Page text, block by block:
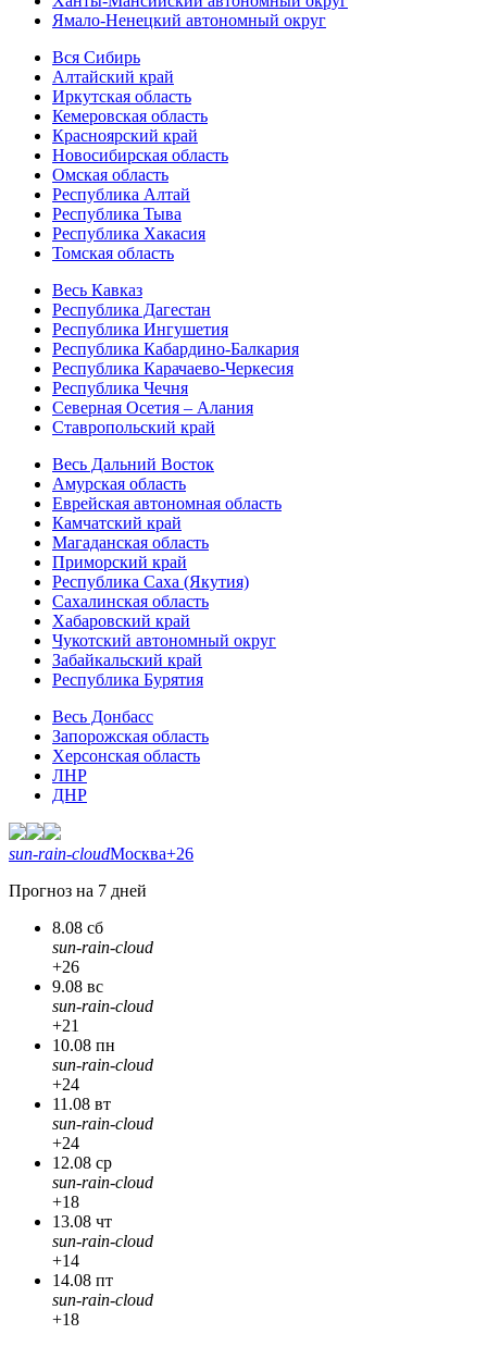
Ямало-Ненецкий автономный округ
Вся Сибирь
Алтайский край
Иркутская область
Кемеровская область
Красноярский край
Новосибирская область
Омская область
Республика Алтай
Республика Тыва
Республика Хакасия
Томская область
Весь Кавказ
Республика Дагестан
Республика Ингушетия
Республика Кабардино-Балкария
Республика Карачаево-Черкесия
Республика Чечня
Северная Осетия – Алания
Ставропольский край
Весь Дальний Восток
Амурская область
Еврейская автономная область
Камчатский край
Магаданская область
Приморский край
Республика Саха (Якутия)
Сахалинская область
Хабаровский край
Чукотский автономный округ
Забайкальский край
Республика Бурятия
Весь Донбасс
Запорожская область
Херсонская область
ЛНР
ДНР
sun-rain-cloudМосква+26
Прогноз на 7 дней
8.08 сб
sun-rain-cloud
+26
9.08 вс
sun-rain-cloud
+21
10.08 пн
sun-rain-cloud
+24
11.08 вт
sun-rain-cloud
+24
12.08 ср
sun-rain-cloud
+18
13.08 чт
sun-rain-cloud
+14
14.08 пт
sun-rain-cloud
+18